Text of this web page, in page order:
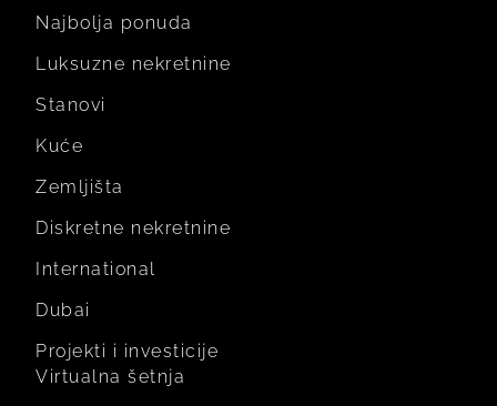
Najbolja ponuda
Luksuzne nekretnine
Stanovi
Kuće
Zemljišta
Diskretne nekretnine
International
Dubai
Projekti i investicije
Virtualna šetnja